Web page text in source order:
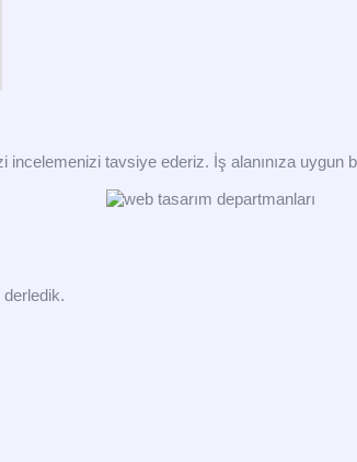
tavsiye ederiz. İş alanınıza